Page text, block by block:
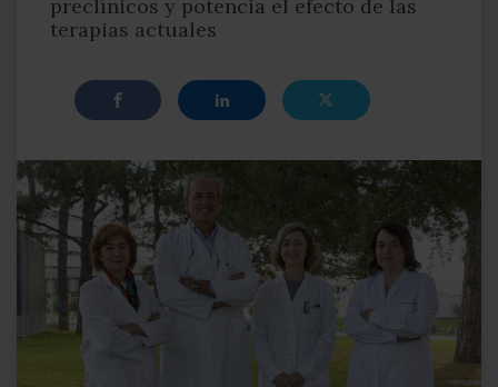
preclínicos y potencia el efecto de las
terapias actuales